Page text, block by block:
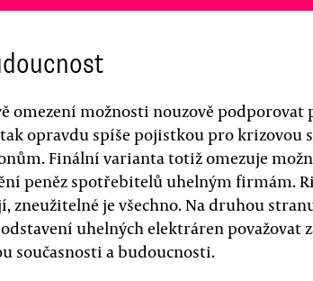
omezení možnosti nouzově podporovat
opravdu spíše pojistkou pro krizovou
Finální varianta totiž omezuje
peněz spotřebitelů uhelným firmám.
zneužitelné je všechno. Na druhou
uhelných elektráren považovat
současnosti a budoucnosti.